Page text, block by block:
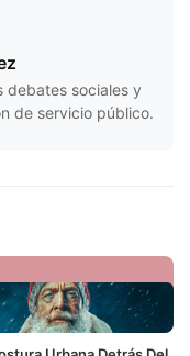
debates sociales y
de servicio público.